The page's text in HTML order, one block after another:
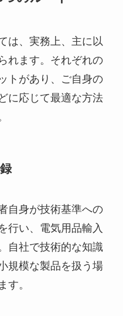
は、実務上、主に以
れます。それぞれの
トがあり、ご自身の
に応じて最適な方法
自身が技術基準への
行い、電気用品輸入
自社で技術的な知識
規模な製品を扱う場
す。